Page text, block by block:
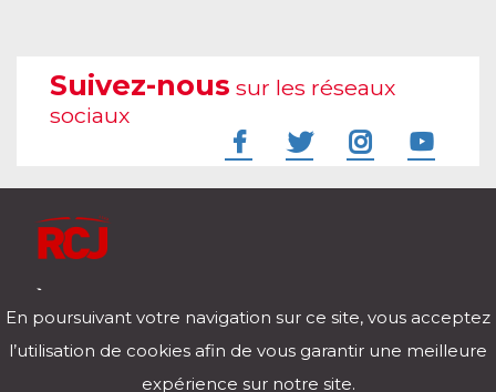
Suivez-nous sur les réseaux
sociaux
Télécharger notre application pour iOs et Android
En poursuivant votre navigation sur ce site, vous acceptez
l’utilisation de cookies afin de vous garantir une meilleure
expérience sur notre site.